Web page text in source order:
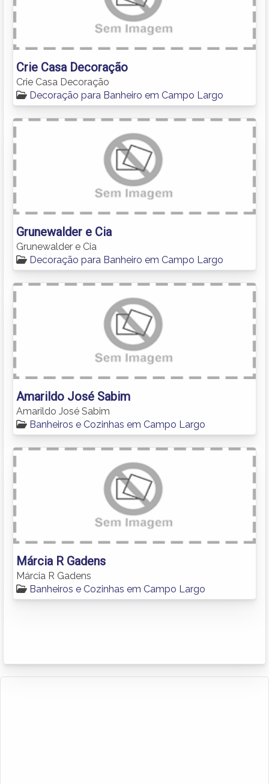
Crie Casa Decoração
Crie Casa Decoração
Decoração para Banheiro em Campo Largo
Grunewalder e Cia
Grunewalder e Cia
Decoração para Banheiro em Campo Largo
Amarildo José Sabim
Amarildo José Sabim
Banheiros e Cozinhas em Campo Largo
Márcia R Gadens
Márcia R Gadens
Banheiros e Cozinhas em Campo Largo